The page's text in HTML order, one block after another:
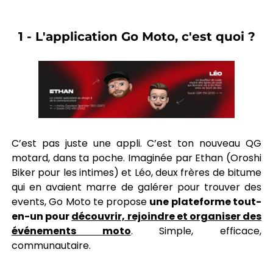
1 - L'application Go Moto, c'est quoi ?
C’est pas juste une appli. C’est ton nouveau QG
motard, dans ta poche. Imaginée par Ethan (Oroshi
Biker pour les intimes) et Léo, deux frères de bitume
qui en avaient marre de galérer pour trouver des
events, Go Moto te propose une plateforme tout-
en-un pourdécouvrir, rejoindre et organiser des
événements moto. Simple, efficace,
communautaire.